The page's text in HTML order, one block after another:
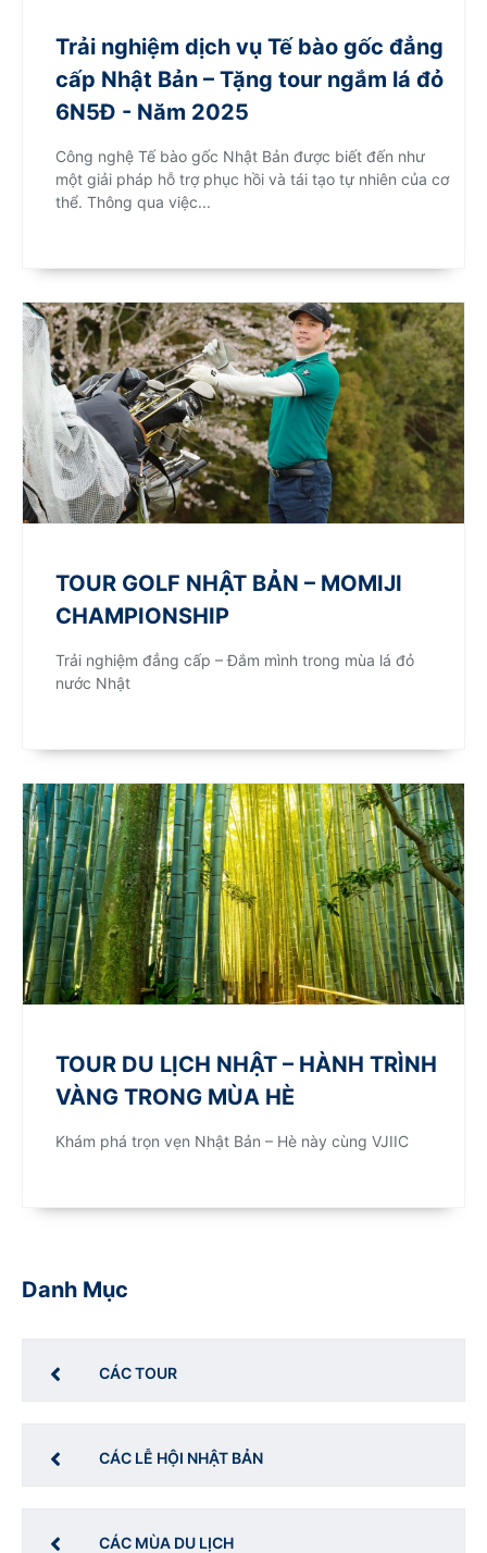
Trải nghiệm dịch vụ Tế bào gốc đẳng
cấp Nhật Bản – Tặng tour ngắm lá đỏ
6N5Đ - Năm 2025
Công nghệ Tế bào gốc Nhật Bản được biết đến như
một giải pháp hỗ trợ phục hồi và tái tạo tự nhiên của cơ
thể. Thông qua việc...
TOUR GOLF NHẬT BẢN – MOMIJI
CHAMPIONSHIP
Trải nghiệm đẳng cấp – Đắm mình trong mùa lá đỏ
nước Nhật
TOUR DU LỊCH NHẬT – HÀNH TRÌNH
VÀNG TRONG MÙA HÈ
Khám phá trọn vẹn Nhật Bản – Hè này cùng VJIIC
Danh Mục
CÁC TOUR
CÁC LỄ HỘI NHẬT BẢN
CÁC MÙA DU LỊCH